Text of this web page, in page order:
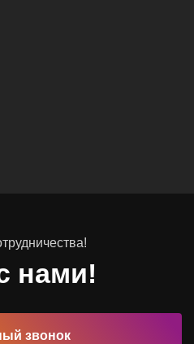
места
нами!
звонок